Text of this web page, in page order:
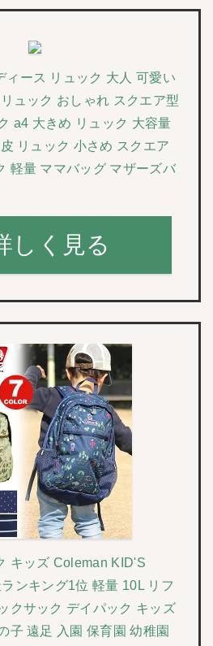
ィース リュック 大人 可愛い
ュック おしゃれ スクエア型
a4 大きめ リュック 大容量
リュック 小さめ スクエア
軽量 ママバッグ マザーズバ
しく見る
キッズ Coleman KID'S
ンキング1位 軽量 10L リフ
クサック デイパック キッズ
子 遠足 入園 保育園 幼稚園